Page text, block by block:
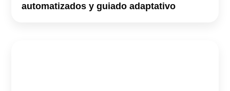
automatizados y guiado adaptativo